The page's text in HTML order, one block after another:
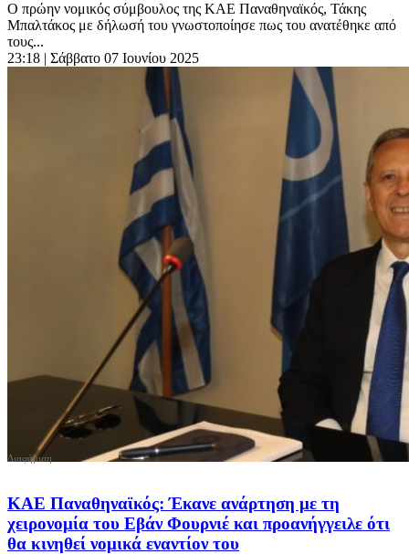
Ο πρώην νομικός σύμβουλος της ΚΑΕ Παναθηναϊκός, Τάκης
Μπαλτάκος με δήλωσή του γνωστοποίησε πως του ανατέθηκε από
τους...
23:18 | Σάββατο 07 Ιουνίου 2025
ΚΑΕ Παναθηναϊκός: Έκανε ανάρτηση με τη
χειρονομία του Εβάν Φουρνιέ και προανήγγειλε ότι
θα κινηθεί νομικά εναντίον του